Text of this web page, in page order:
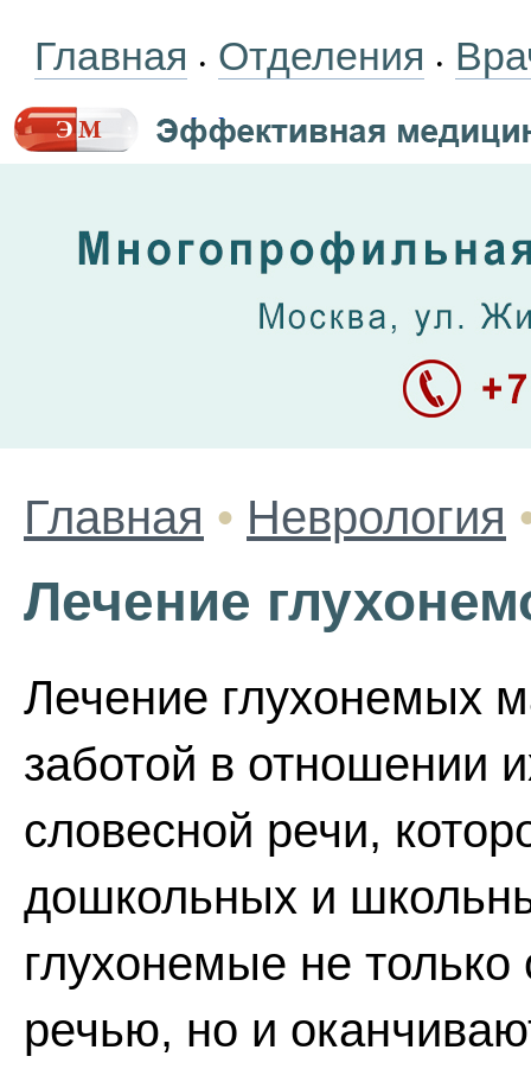
Главная • Отделения •
Главная • Неврология
Лечение
Лечение глухонемых
заботой в отношении
словесной речи,
дошкольных и
глухонемые не
речью, но и